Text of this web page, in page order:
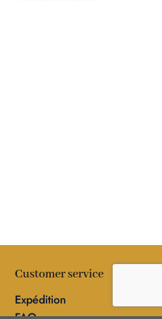
Customer service
Expédition